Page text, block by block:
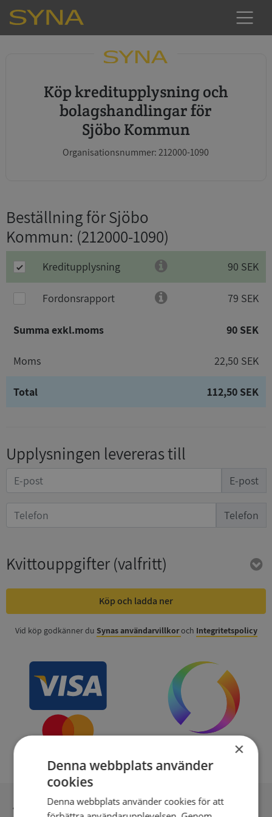
Köp kreditupplysning och
bolagshandlingar för
Sjöbo Kommun
Organisationsnummer: 212000-1090
Beställning för Sjöbo
Kommun: (212000-1090)
Kreditupplysning 90 SEK
Fordonsrapport 79 SEK
Summa exkl.moms 90 SEK
Moms 22,50 SEK
Total 112,50 SEK
Upplysningen levereras till
E-post
Telefon
Kvittouppgifter(valfritt)
Köp och ladda ner
Vid köp godkänner du Synas användarvillkoroch Integritetspolicy
Inga kopior till omfrågad
×
Denna webbplats använder
cookies
Denna webbplats använder cookies för att